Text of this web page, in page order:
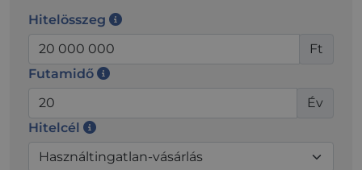
Hitelösszeg
Ft
Futamidő
Év
Hitelcél